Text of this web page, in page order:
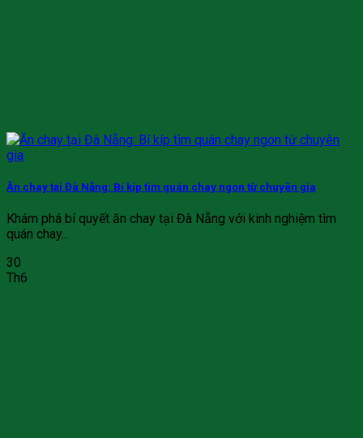
Ăn chay tại Đà Nẵng: Bí kíp tìm quán chay ngon từ chuyên gia
Khám phá bí quyết ăn chay tại Đà Nẵng với kinh nghiệm tìm
quán chay...
30
Th6